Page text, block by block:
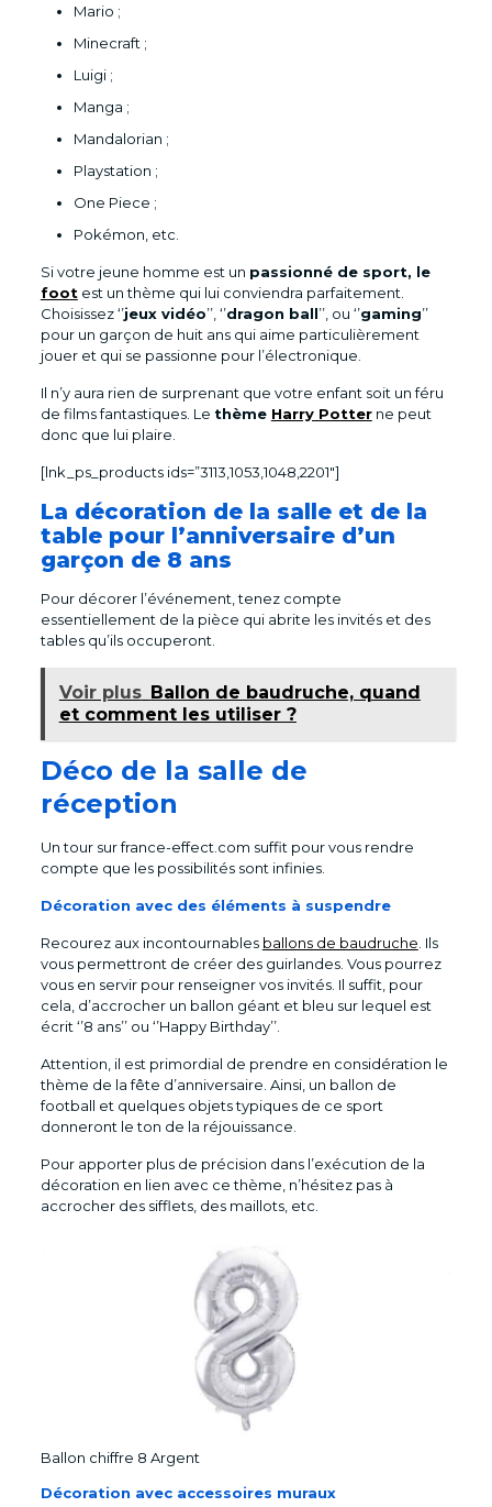
Mario ;
Minecraft ;
Luigi ;
Manga ;
Mandalorian ;
Playstation ;
One Piece ;
Pokémon, etc.
Si votre jeune homme est un passionné de sport, le
footest un thème qui lui conviendra parfaitement.
Choisissez ‘’jeux vidéo’’, ‘’dragon ball’’, ou ‘’gaming’’
pour un garçon de huit ans qui aime particulièrement
jouer et qui se passionne pour l’électronique.
Il n’y aura rien de surprenant que votre enfant soit un féru
de films fantastiques. Le thème Harry Potterne peut
donc que lui plaire.
[lnk_ps_products ids=”3113,1053,1048,2201″]
La décoration de la salle et de la
table pour l’anniversaire d’un
garçon de 8 ans
Pour décorer l’événement, tenez compte
essentiellement de la pièce qui abrite les invités et des
tables qu’ils occuperont.
Voir plus Ballon de baudruche, quand
et comment les utiliser ?
Déco de la salle de
réception
Un tour sur france-effect.com suffit pour vous rendre
compte que les possibilités sont infinies.
Décoration avec des éléments à suspendre
Recourez aux incontournables ballons de baudruche . Ils
vous permettront de créer des guirlandes. Vous pourrez
vous en servir pour renseigner vos invités. Il suffit, pour
cela, d’accrocher un ballon géant et bleu sur lequel est
écrit ‘’8 ans’’ ou ‘’Happy Birthday’’.
Attention, il est primordial de prendre en considération le
thème de la fête d’anniversaire. Ainsi, un ballon de
football et quelques objets typiques de ce sport
donneront le ton de la réjouissance.
Pour apporter plus de précision dans l’exécution de la
décoration en lien avec ce thème, n’hésitez pas à
accrocher des sifflets, des maillots, etc.
Ballon chiffre 8 Argent
Décoration avec accessoires muraux